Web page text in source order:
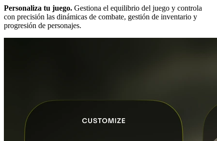
Personaliza tu juego. Gestiona el equilibrio del juego y controla
con precisión las dinámicas de combate, gestión de inventario y
progresión de personajes.